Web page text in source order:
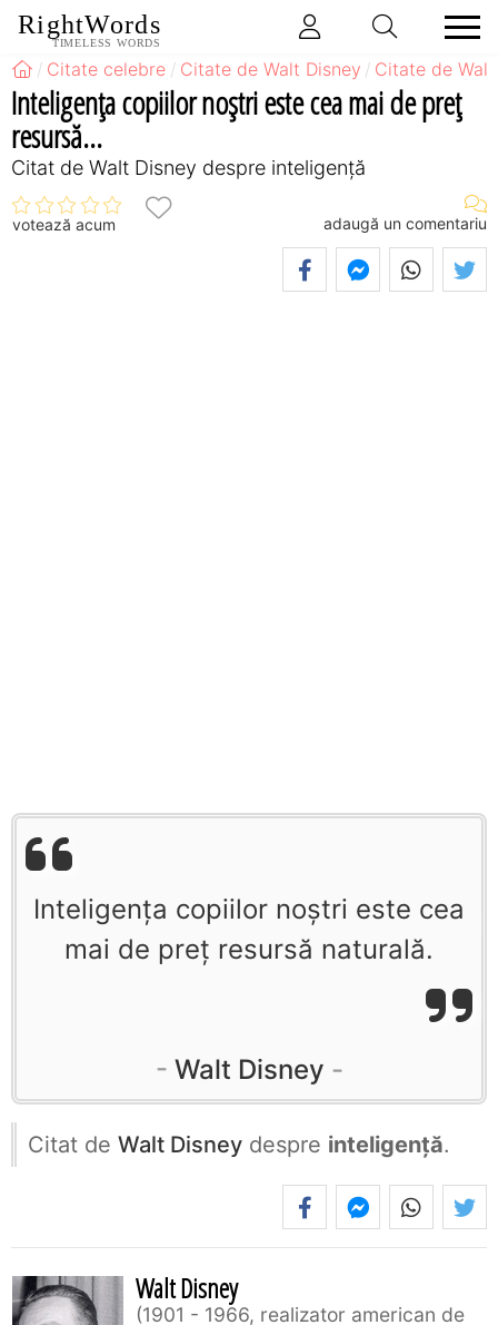
RightWords
TIMELESS WORDS
Citate celebre Citate de Walt Disney Citate de
Inteligenţa copiilor noştri este cea mai de preţ
resursă...
Citat de Walt Disney despre inteligență
votează acum adaugă un comentariu
Inteligenţa copiilor noştri este cea
mai de preţ resursă naturală.
Walt Disney
Citat de Walt Disney despre inteligență.
Walt Disney
1901 - 1966, realizator american de